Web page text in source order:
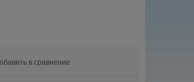
в сравнение